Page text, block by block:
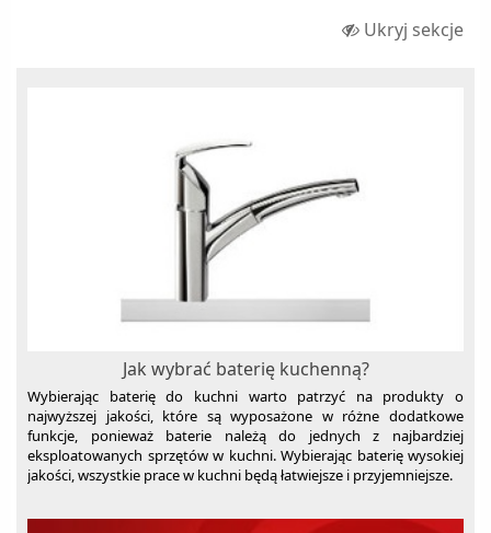
Ukryj sekcje
Jak wybrać baterię kuchenną?
Wybierając baterię do kuchni warto patrzyć na produkty o
najwyższej jakości, które są wyposażone w różne dodatkowe
funkcje, ponieważ baterie należą do jednych z najbardziej
eksploatowanych sprzętów w kuchni. Wybierając baterię wysokiej
jakości, wszystkie prace w kuchni będą łatwiejsze i przyjemniejsze.